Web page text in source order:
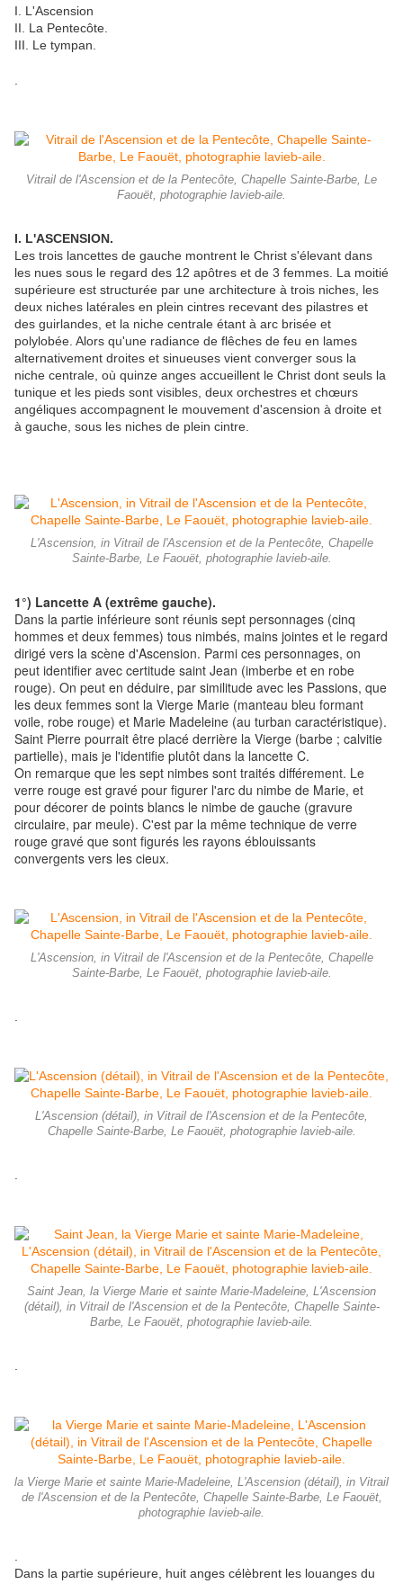
I. L'Ascension
II. La Pentecôte.
III. Le tympan.
Vitrail de l'Ascension et de la Pentecôte, Chapelle Sainte-Barbe, Le
Faouët, photographie lavieb-aile.
I. L'ASCENSION.
Les trois lancettes de gauche montrent le Christ s'élevant dans
les nues sous le regard des 12 apôtres et de 3 femmes. La moitié
supérieure est structurée par une architecture à trois niches, les
deux niches latérales en plein cintres recevant des pilastres et
des guirlandes, et la niche centrale étant à arc brisée et
polylobée. Alors qu'une radiance de flêches de feu en lames
alternativement droites et sinueuses vient converger sous la
niche centrale, où quinze anges accueillent le Christ dont seuls la
tunique et les pieds sont visibles, deux orchestres et chœurs
angéliques accompagnent le mouvement d'ascension à droite et
à gauche, sous les niches de plein cintre.
L'Ascension, in Vitrail de l'Ascension et de la Pentecôte, Chapelle
Sainte-Barbe, Le Faouët, photographie lavieb-aile.
1°) Lancette A (extrême gauche).
Dans la partie inférieure sont réunis sept personnages (cinq
hommes et deux femmes) tous nimbés, mains jointes et le regard
dirigé vers la scène d'Ascension. Parmi ces personnages, on
peut identifier avec certitude saint Jean (imberbe et en robe
rouge). On peut en déduire, par similitude avec les Passions, que
les deux femmes sont la Vierge Marie (manteau bleu formant
voile, robe rouge) et Marie Madeleine (au turban caractéristique).
Saint Pierre pourrait être placé derrière la Vierge (barbe ; calvitie
partielle), mais je l'identifie plutôt dans la lancette C.
On remarque que les sept nimbes sont traités différement. Le
verre rouge est gravé pour figurer l'arc du nimbe de Marie, et
pour décorer de points blancs le nimbe de gauche (gravure
circulaire, par meule). C'est par la même technique de verre
rouge gravé que sont figurés les rayons éblouissants
convergents vers les cieux.
L'Ascension, in Vitrail de l'Ascension et de la Pentecôte, Chapelle
Sainte-Barbe, Le Faouët, photographie lavieb-aile.
L'Ascension (détail), in Vitrail de l'Ascension et de la Pentecôte,
Chapelle Sainte-Barbe, Le Faouët, photographie lavieb-aile.
Saint Jean, la Vierge Marie et sainte Marie-Madeleine, L'Ascension
(détail), in Vitrail de l'Ascension et de la Pentecôte, Chapelle Sainte-
Barbe, Le Faouët, photographie lavieb-aile.
la Vierge Marie et sainte Marie-Madeleine, L'Ascension (détail), in Vitrail
de l'Ascension et de la Pentecôte, Chapelle Sainte-Barbe, Le Faouët,
photographie lavieb-aile.
Dans la partie supérieure, huit anges célèbrent les louanges du